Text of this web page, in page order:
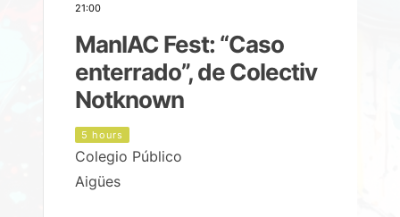
21:00
ManIAC Fest: “Caso
enterrado”, de Colectiv
Notknown
5 hours
Colegio Público
Aigües